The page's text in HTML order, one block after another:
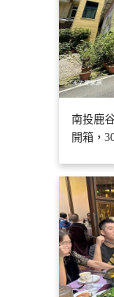
南投鹿
開箱，